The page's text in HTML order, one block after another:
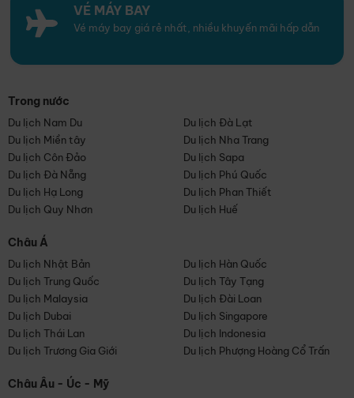
VÉ MÁY BAY
Vé máy bay giá rẻ nhất, nhiều khuyến mãi hấp dẫn
Trong nước
Du lịch Nam Du
Du lịch Đà Lạt
Du lịch Miền tây
Du lịch Nha Trang
Du lịch Côn Đảo
Du lịch Sapa
Du lịch Đà Nẵng
Du lịch Phú Quốc
Du lịch Hạ Long
Du lịch Phan Thiết
Du lịch Quy Nhơn
Du lịch Huế
Châu Á
Du lịch Nhật Bản
Du lịch Hàn Quốc
Du lịch Trung Quốc
Du lịch Tây Tạng
Du lịch Malaysia
Du lịch Đài Loan
Du lịch Dubai
Du lịch Singapore
Du lịch Thái Lan
Du lịch Indonesia
Du lịch Trương Gia Giới
Du lịch Phượng Hoàng Cổ Trấn
Châu Âu - Úc - Mỹ